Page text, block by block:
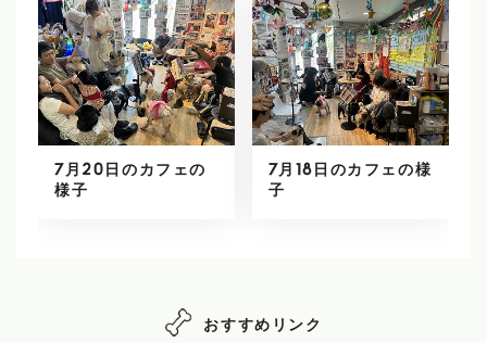
7月20日のカフェの
様子
7月18日のカフェの様
子
おすすめリンク